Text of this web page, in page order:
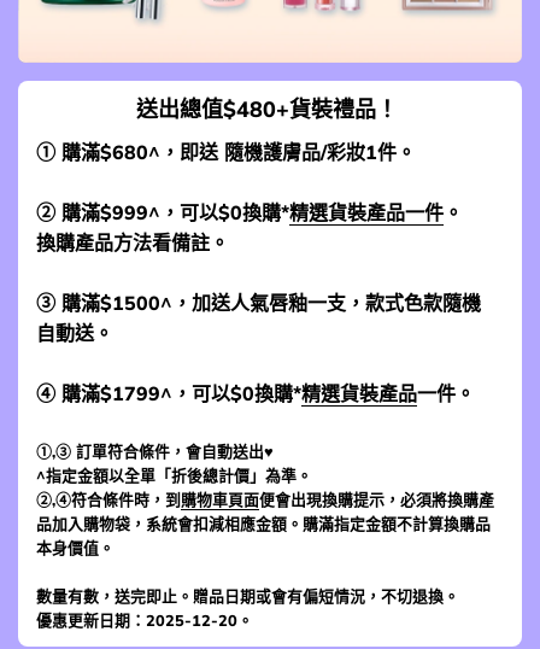
送出總值$480+貨裝禮品！
① 購滿$680^，即送 隨機護膚品/彩妝1件。
② 購滿$999^，可以$0換購*精選貨裝產品一件 。
換購產品方法看備註。
③ 購滿$1500^，加送人氣唇釉一支，款式色款隨機
自動送。
④ 購滿$1799^，可以$0換購*精選貨裝產品一件。
①,③ 訂單符合條件，會自動送出♥
^指定金額以全單「折後總計價」為準。
②,④符合條件時，到 購物車頁面便會出現換購提示，必須將換購產
品加入購物袋，系統會扣減相應金額。購滿指定金額不計算換購品
本身價值。
數量有數，送完即止。贈品日期或會有偏短情況，不切退換。
優惠更新日期：2025-12-20。